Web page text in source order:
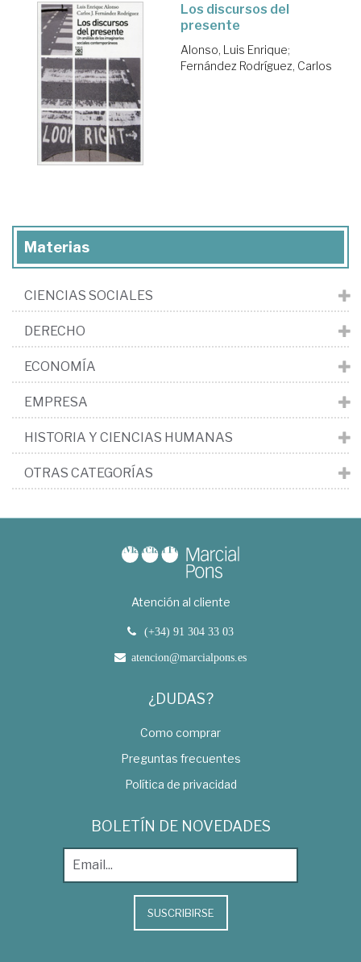
Los discursos del
presente
Alonso, Luis Enrique;
Fernández Rodríguez, Carlos
Materias
CIENCIAS SOCIALES
DERECHO
ECONOMÍA
EMPRESA
HISTORIA Y CIENCIAS HUMANAS
OTRAS CATEGORÍAS
Atención al cliente
(+34) 91 304 33 03
atencion@marcialpons.es
¿DUDAS?
Como comprar
Preguntas frecuentes
Política de privacidad
BOLETÍN DE NOVEDADES
SUSCRIBIRSE